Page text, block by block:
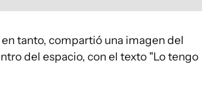
en tanto, compartió una imagen del
del espacio, con el texto "Lo tengo